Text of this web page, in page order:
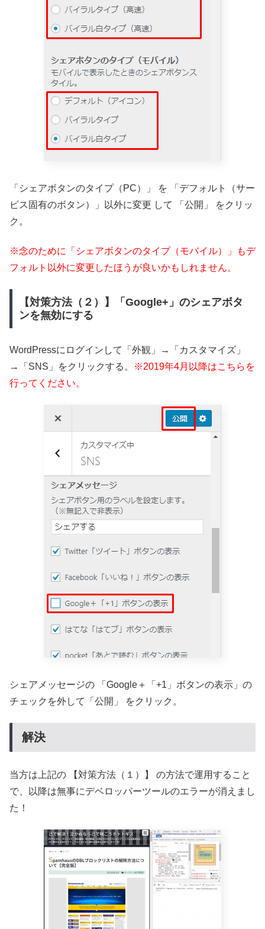
「シェアボタンのタイプ（PC）」 を 「デフォルト（サー
ビス固有のボタン）」以外に変更 して 「公開」 をクリッ
ク。
※念のために「シェアボタンのタイプ（モバイル）」もデ
フォルト以外に変更したほうが良いかもしれません。
【対策方法（２）】「Google+」のシェアボタ
ンを無効にする
WordPressにログインして「外観」→「カスタマイズ」
→「SNS」をクリックする。
※2019年4月以降はこちらを
行ってください。
シェアメッセージの 「Google＋「+1」ボタンの表示」の
チェックを外して「公開」 をクリック。
解決
当方は上記の 【対策方法（１）】 の方法で運用すること
で、以降は無事にデベロッパーツールのエラーが消えまし
た！